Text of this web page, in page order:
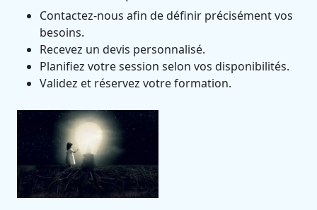
Contactez-nous afin de définir précisément vos
besoins.
Recevez un devis personnalisé.
Planifiez votre session selon vos disponibilités.
Validez et réservez votre formation.